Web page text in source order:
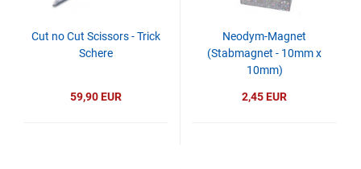
Cut no Cut Scissors - Trick
Schere
59,90 EUR
Neodym-Magnet
(Stabmagnet - 10mm x
10mm)
2,45 EUR